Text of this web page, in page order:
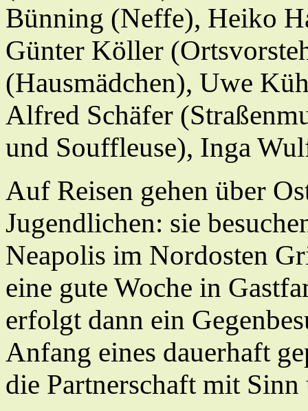
Bünning (Neffe), Heiko
Günter Köller
(Hausmädchen), Uwe
Alfred Schäfer
und Souffleuse), Inga
Auf Reisen gehen über
Jugendlichen: sie
Neapolis im Nordosten
eine gute Woche in
erfolgt dann ein
Anfang eines dauerhaft
die Partnerschaft mit